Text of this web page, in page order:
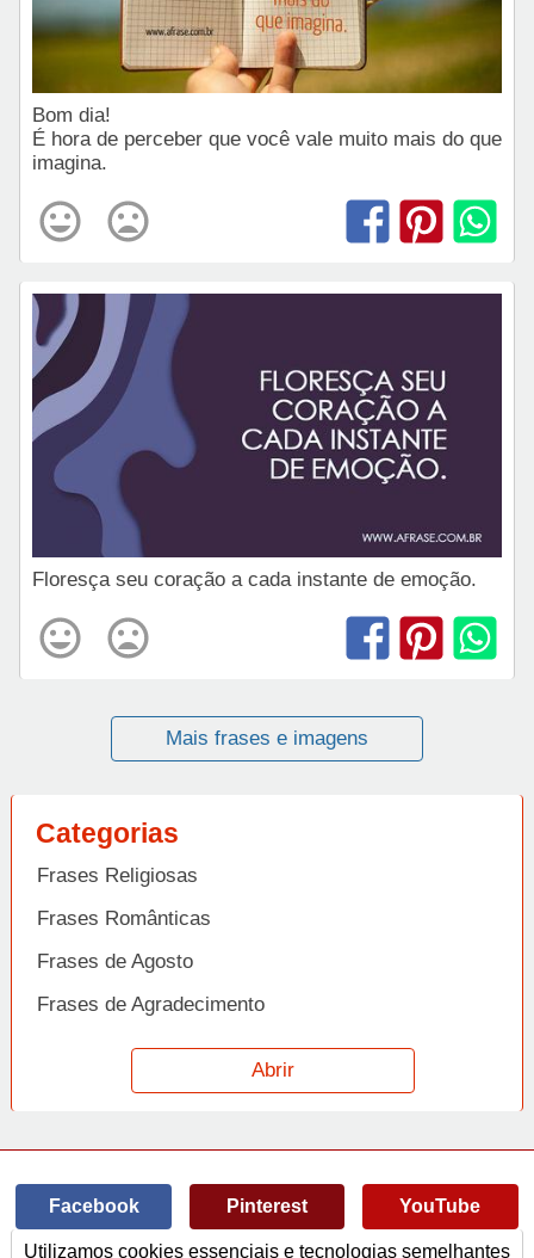
Bom dia!
É hora de perceber que você vale muito mais do que
imagina.
Floresça seu coração a cada instante de emoção.
Mais frases e imagens
Categorias
Frases Religiosas
Frases Românticas
Frases de Agosto
Frases de Agradecimento
Frases de Amizade
Frases de Amor
Frases de Arrependimento
Abrir
Facebook Pinterest YouTube
Utilizamos cookies essenciais e tecnologias semelhantes